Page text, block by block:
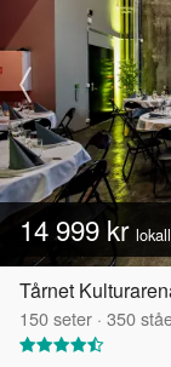
14 999 kr
Tårnet
150seter · 350